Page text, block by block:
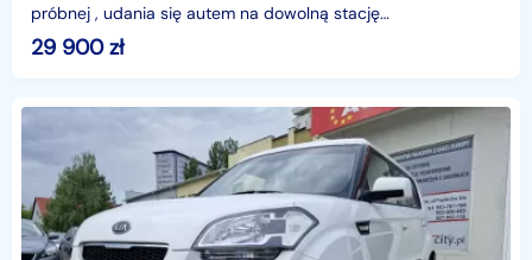
próbnej , udania się autem na dowolną stację
diagnostyczną.Przyjmujemy auta w rozliczeniu.Oferujemy
korzy
29 900zł